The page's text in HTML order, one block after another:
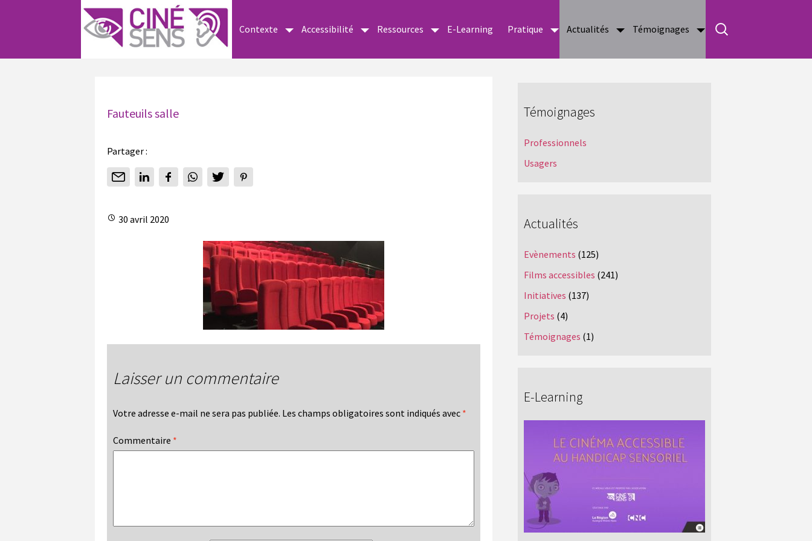
Contexte Accessibilité Ressources E-Learning Pratique Actualités Témoignages
Fauteuils salle
Partager :
30 avril 2020
Laisser un commentaire
Votre adresse e-mail ne sera pas publiée. Les champs obligatoires sont indiqués avec *
Commentaire *
Témoignages
Professionnels
Usagers
Actualités
Evènements (125)
Films accessibles (241)
Initiatives (137)
Projets (4)
Témoignages (1)
E-Learning